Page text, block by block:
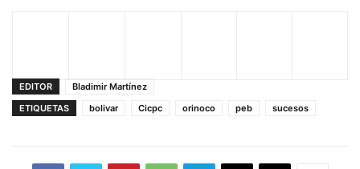
EDITOR
Bladimir Martínez
ETIQUETAS
bolivar Cicpc orinoco peb sucesos